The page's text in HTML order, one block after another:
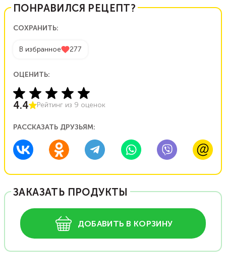
ПОНРАВИЛСЯ РЕЦЕПТ?
СОХРАНИТЬ:
В избранное 277
ОЦЕНИТЬ:
4.4 Рейтинг из 9 оценок
РАССКАЗАТЬ ДРУЗЬЯМ:
ЗАКАЗАТЬ ПРОДУКТЫ
ДОБАВИТЬ В КОРЗИНУ